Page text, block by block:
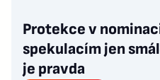
Protekce v
spekulacím jen
je pravda